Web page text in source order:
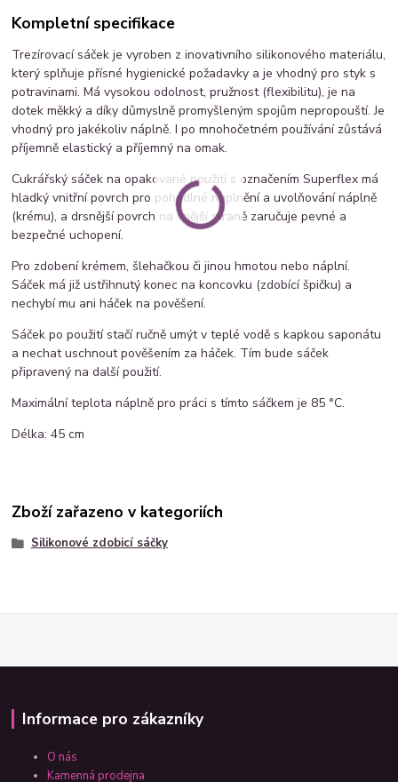
Kompletní specifikace
Trezírovací sáček je vyroben z inovativního silikonového materiálu,
který splňuje přísné hygienické požadavky a je vhodný pro styk s
potravinami. Má vysokou odolnost, pružnost (flexibilitu), je na
dotek měkký a díky důmyslně promyšleným spojům nepropouští. Je
vhodný pro jakékoliv náplně. I po mnohočetném používání zůstává
příjemně elastický a příjemný na omak.
Cukrářský sáček na opakované použití s označením Superflex má
hladký vnitřní povrch pro pohodlné naplnění a uvolňování náplně
(krému), a drsnější povrch na vnější straně zaručuje pevné a
bezpečné uchopení.
Pro zdobení krémem, šlehačkou či jinou hmotou nebo náplní.
Sáček má již ustřihnutý konec na koncovku (zdobící špičku) a
nechybí mu ani háček na pověšení.
Sáček po použití stačí ručně umýt v teplé vodě s kapkou saponátu
a nechat uschnout pověšením za háček. Tím bude sáček
připravený na další použití.
Maximální teplota náplně pro práci s tímto sáčkem je 85 °C.
Délka: 45 cm
Zboží zařazeno v kategoriích
Silikonové zdobicí sáčky
Informace pro zákazníky
O nás
Kamenná prodejna